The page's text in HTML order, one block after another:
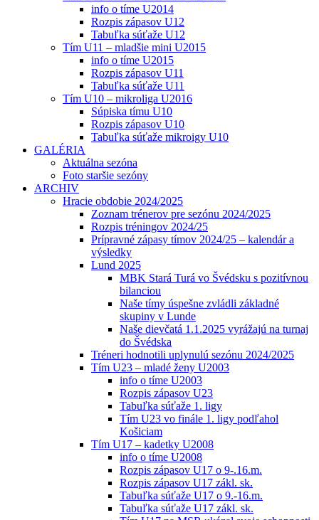
info o tíme U2014
Rozpis zápasov U12
Tabuľka súťaže U12
Tím U11 – mladšie mini U2015
info o tíme U2015
Rozpis zápasov U11
Tabuľka súťaže U11
Tím U10 – mikroliga U2016
Súpiska tímu U10
Rozpis zápasov U10
Tabuľka súťaže mikroigy U10
GALÉRIA
Aktuálna sezóna
Foto staršie sezóny
ARCHIV
Hracie obdobie 2024/2025
Zoznam trénerov pre sezónu 2024/2025
Rozpis tréningov 2024/25
Prípravné zápasy tímov 2024/25 – kalendár a
výsledky
Lund 2025
MBK Stará Turá vo Švédsku s pozitívnou
bilanciou
Naše tímy úspešne zvládli základné
skupiny v Lunde
Naše dievčatá 1.1.2025 vyrážajú na turnaj
do Švédska
Tréneri hodnotili uplynulú sezónu 2024/2025
Tím U23 – mladé ženy U2003
info o tíme U2003
Rozpis zápasov U23
Tabuľka súťaže 1. ligy
Tím U23 vo finále 1. ligy podľahol
Košiciam
Tím U17 – kadetky U2008
info o tíme U2008
Rozpis zápasov U17 o 9-.16.m.
Rozpis zápasov U17 zákl. sk.
Tabuľka súťaže U17 o 9.-16.m.
Tabuľka súťaže U17 zákl. sk.